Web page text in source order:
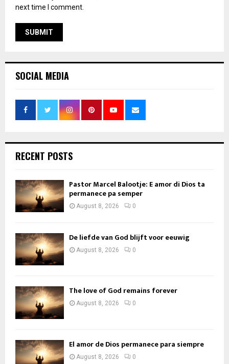
next time I comment.
SOCIAL MEDIA
RECENT POSTS
Pastor Marcel Balootje: E amor di Dios ta
permanece pa semper
August 8, 2026 0
De liefde van God blijft voor eeuwig
August 8, 2026 0
The love of God remains forever
August 8, 2026 0
El amor de Dios permanece para siempre
August 8, 2026 0